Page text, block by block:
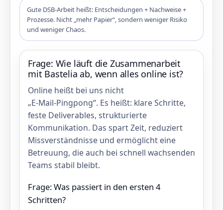
Gute DSB‑Arbeit heißt: Entscheidungen + Nachweise +
Prozesse. Nicht „mehr Papier“, sondern weniger Risiko
und weniger Chaos.
Frage: Wie läuft die Zusammenarbeit
mit Bastelia ab, wenn alles online ist?
Online heißt bei uns nicht
„E‑Mail‑Pingpong“. Es heißt: klare Schritte,
feste Deliverables, strukturierte
Kommunikation. Das spart Zeit, reduziert
Missverständnisse und ermöglicht eine
Betreuung, die auch bei schnell wachsenden
Teams stabil bleibt.
Frage: Was passiert in den ersten 4
Schritten?